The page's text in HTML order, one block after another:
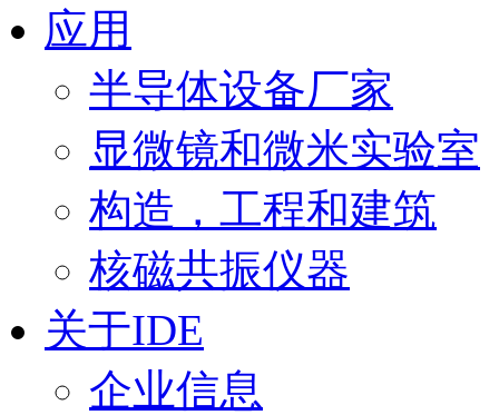
应用
半导体设备厂家
显微镜和微米实验室
构造，工程和建筑
核磁共振仪器
关于IDE
企业信息